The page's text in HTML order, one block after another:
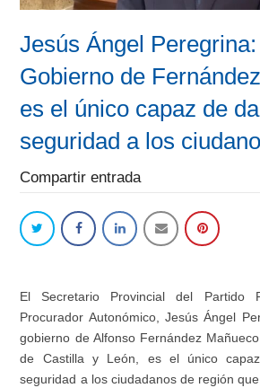
Jesús Ángel Peregrina:
Gobierno de
es el único capaz de
seguridad a los
Compartir entrada
El Secretario Provincial del Partido
Procurador Autonómico, Jesús Ángel
gobierno de Alfonso Fernández
de Castilla y León, es el único
seguridad a los ciudadanos de región